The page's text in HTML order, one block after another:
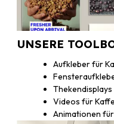
UNSERE
Aufkleber für
Thekendisplays
Videos für
Animationen